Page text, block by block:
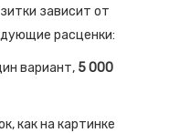
зависит от
расценки:
вариант, 5 000
как на картинке